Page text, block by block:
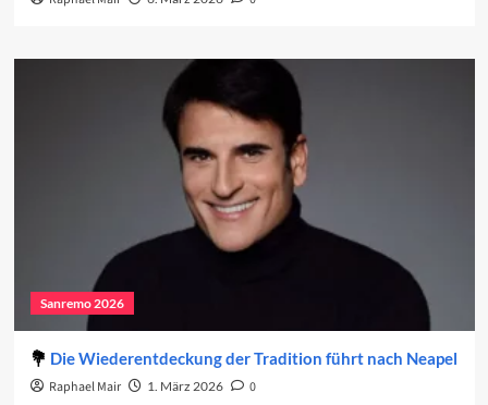
Sanremo 2026
Die Wiederentdeckung der Tradition führt nach Neapel
Raphael Mair 1. März 2026 0